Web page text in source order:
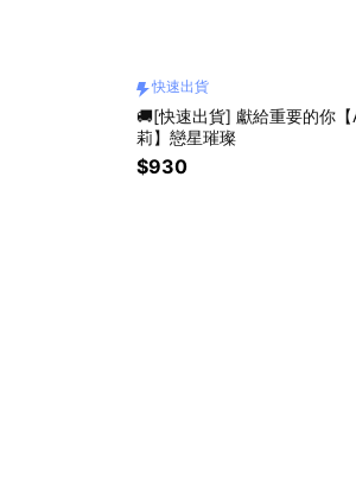
快速出貨
🚚[快速出貨] 獻給重要的你
莉】戀星璀璨
$930